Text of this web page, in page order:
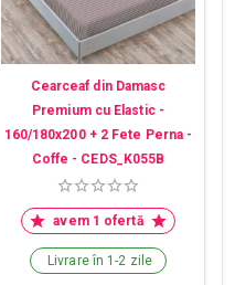
Cearceaf din Damasc
Premium cu Elastic -
160/180x200 + 2 Fete Perna -
Coffe - CEDS_K055B
avem 1 ofertă
Livrare în 1-2 zile